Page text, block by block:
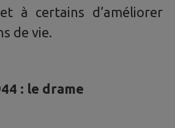
à certains d’améliorer
de vie.
: le drame